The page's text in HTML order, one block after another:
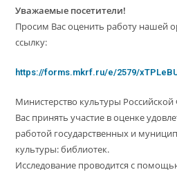
Уважаемые посетители!
Просим Вас оценить работу нашей
ссылку:
https://forms.mkrf.ru/e/2579/
Министерство культуры
Вас принять участие в оценке
работой государственных и
культуры: библиотек.
Исследование проводится с